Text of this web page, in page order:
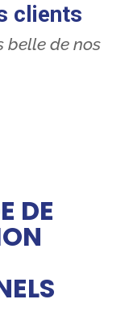
clients
belle de nos
DE